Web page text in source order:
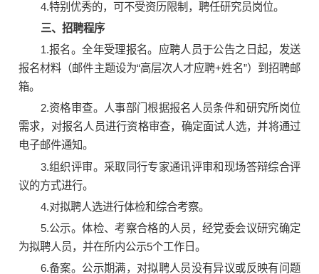
4.特别优秀的，可不受资历限制，聘任研究员岗位。
三、招聘程序
1.报名。全年受理报名。应聘人员于公告之日起，发送
报名材料（邮件主题设为“高层次人才应聘+姓名”）到招聘邮
箱。
2.资格审查。人事部门根据报名人员条件和研究所岗位
需求，对报名人员进行资格审查，确定面试人选，并将通过
电子邮件通知。
3.组织评审。采取同行专家通讯评审和现场答辩综合评
议的方式进行。
4.对拟聘人选进行体检和综合考察。
5.公示。体检、考察合格的人员，经党委会议研究确定
为拟聘人员，并在所内公示5个工作日。
6.备案。公示期满，对拟聘人员没有异议或反映有问题